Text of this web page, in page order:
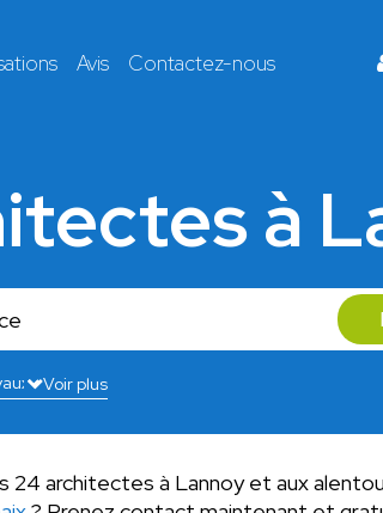
Avis Contactez-nous
à
Voir plus
architectes à Lannoy et aux